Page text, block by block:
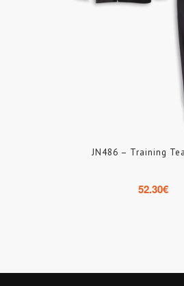
JN486 – Training
52.30€